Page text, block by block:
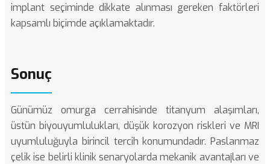
implant seçiminde dikkate alınması gereken faktörleri
kapsamlı biçimde açıklamaktadır.
Sonuç
Günümüz omurga cerrahisinde titanyum alaşımları,
üstün biyouyumlulukları, düşük korozyon riskleri ve MRI
uyumluluğuyla birincil tercih konumundadır. Paslanmaz
çelik ise belirli klinik senaryolarda mekanik avantajları ve